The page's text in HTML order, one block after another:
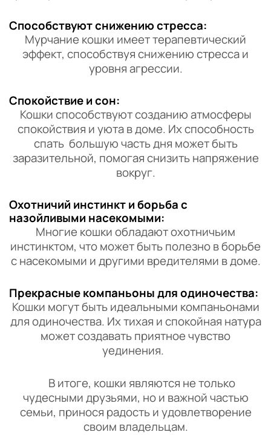
Способствуют снижению стресса:
Мурчание кошки имеет терапевтический
эффект, способствуя снижению стресса и
уровня агрессии.
Спокойствие и сон:
Кошки способствуют созданию атмосферы
спокойствия и уюта в доме. Их способность
спать большую часть дня может быть
заразительной, помогая снизить напряжение
вокруг.
Охотничий инстинкт и борьба с
назойливыми насекомыми:
Многие кошки обладают охотничьим
инстинктом, что может быть полезно в борьбе
с насекомыми и другими вредителями в доме.
Прекрасные компаньоны для одиночества:
Кошки могут быть идеальными компаньонами
для одиночества. Их тихая и спокойная натура
может создавать приятное чувство
уединения.
В итоге, кошки являются не только
чудесными друзьями, но и важной частью
семьи, принося радость и удовлетворение
своим владельцам.